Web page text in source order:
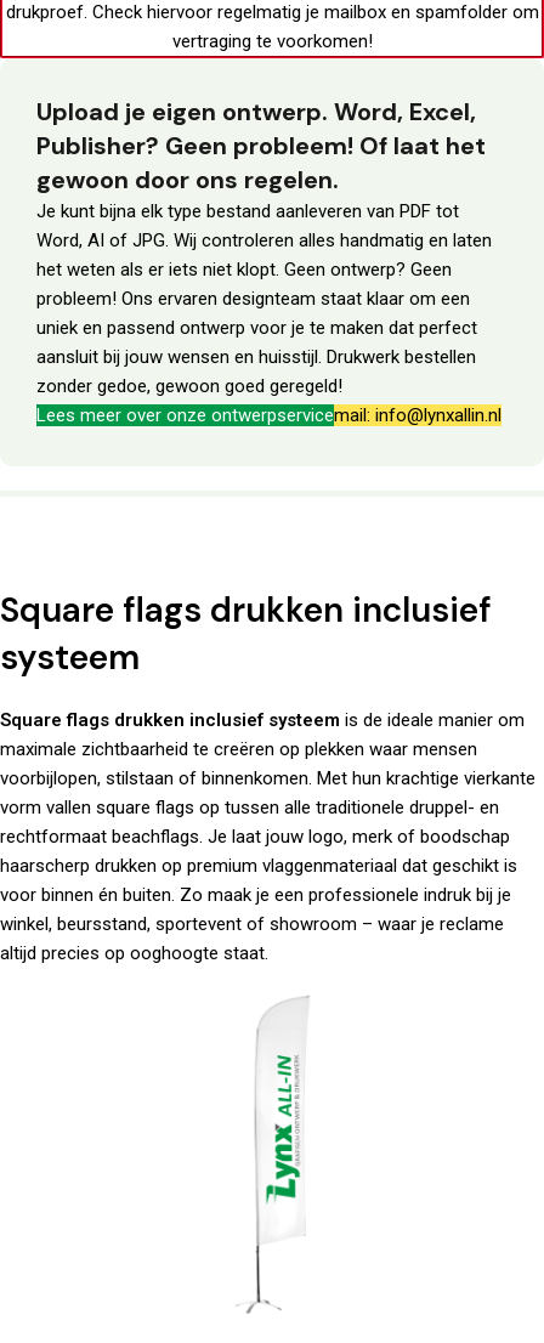
drukproef. Check hiervoor regelmatig je mailboxen spamfolderom
vertraging te voorkomen!
Upload je eigen ontwerp. Word, Excel,
Publisher? Geen probleem! Of laat het
gewoon door ons regelen.
Je kunt bijna elk type bestand aanleveren van PDF tot
Word, AI of JPG. Wij controleren alles handmatig en laten
het weten als er iets niet klopt. Geen ontwerp? Geen
probleem! Ons ervaren designteam staat klaar om een
uniek en passend ontwerp voor je te maken dat perfect
aansluit bij jouw wensen en huisstijl. Drukwerk bestellen
zonder gedoe, gewoon goed geregeld!
Lees meer over onze ontwerpservicemail: info@lynxallin.nl
Square flags drukken inclusief
systeem
Square flags drukken inclusief systeem is de ideale manier om
maximale zichtbaarheid te creëren op plekken waar mensen
voorbijlopen, stilstaan of binnenkomen. Met hun krachtige vierkante
vorm vallen square flags op tussen alle traditionele druppel- en
rechtformaat beachflags. Je laat jouw logo, merk of boodschap
haarscherp drukken op premium vlaggenmateriaal dat geschikt is
voor binnen én buiten. Zo maak je een professionele indruk bij je
winkel, beursstand, sportevent of showroom – waar je reclame
altijd precies op ooghoogte staat.